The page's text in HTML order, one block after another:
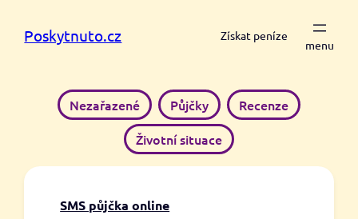
Poskytnuto.cz Získat peníze
Nezařazené Půjčky
Recenze
Životní situace
SMS půjčka online